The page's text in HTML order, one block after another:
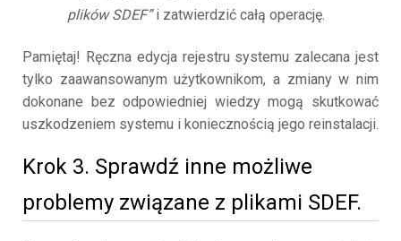
plików SDEF”i zatwierdzić całą operację.
Pamiętaj! Ręczna edycja rejestru systemu zalecana jest
tylko zaawansowanym użytkownikom, a zmiany w nim
dokonane bez odpowiedniej wiedzy mogą skutkować
uszkodzeniem systemu i koniecznością jego reinstalacji.
Krok 3. Sprawdź inne możliwe
problemy związane z plikami SDEF.